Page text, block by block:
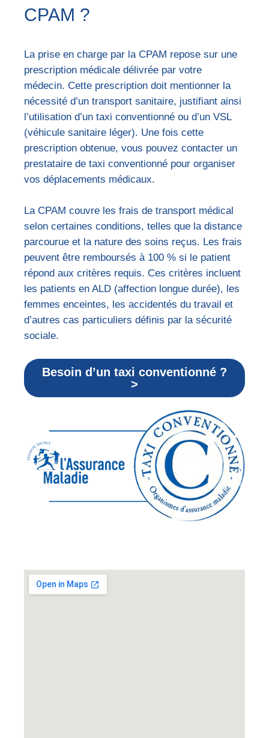
CPAM ?
La prise en charge par la CPAM repose sur une
prescription médicale délivrée par votre
médecin. Cette prescription doit mentionner la
nécessité d’un transport sanitaire, justifiant ainsi
l’utilisation d’un taxi conventionné ou d’un VSL
(véhicule sanitaire léger). Une fois cette
prescription obtenue, vous pouvez contacter un
prestataire de taxi conventionné pour organiser
vos déplacements médicaux.
La CPAM couvre les frais de transport médical
selon certaines conditions, telles que la distance
parcourue et la nature des soins reçus. Les frais
peuvent être remboursés à 100 % si le patient
répond aux critères requis. Ces critères incluent
les patients en ALD (affection longue durée), les
femmes enceintes, les accidentés du travail et
d’autres cas particuliers définis par la sécurité
sociale.
Besoin d’un taxi conventionné ?
>